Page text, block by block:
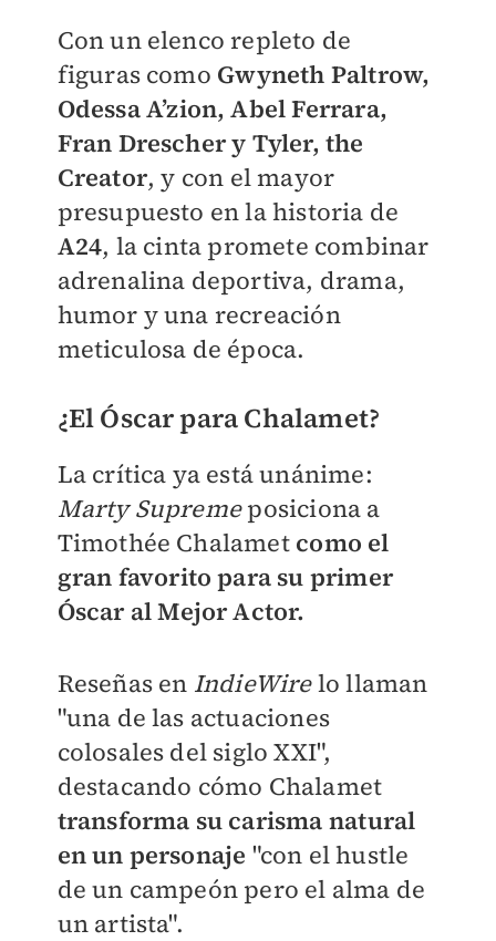
Con un elenco repleto de
figuras como Gwyneth Paltrow,
Odessa A’zion, Abel Ferrara,
Fran Drescher y Tyler, the
Creator, y con el mayor
presupuesto en la historia de
A24, la cinta promete combinar
adrenalina deportiva, drama,
humor y una recreación
meticulosa de época.
¿El Óscar para Chalamet?
La crítica ya está unánime:
Marty Supremeposiciona a
Timothée Chalametcomo el
gran favorito para su primer
Óscar al Mejor Actor.
Reseñas en IndieWirelo llaman
"una de las actuaciones
colosales del siglo XXI",
destacando cómo Chalamet
transforma su carisma natural
en un personaje "con el hustle
de un campeón pero el alma de
un artista".